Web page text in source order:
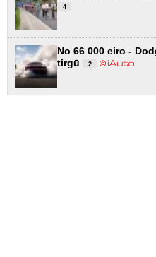
4
No 66 000 eiro -
tirgū
2